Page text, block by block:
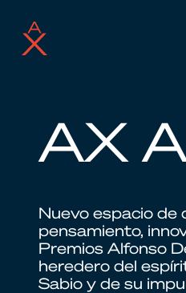
AX
Nuevo espacio de
pensamiento,
Premios Alfonso
heredero del
Sabio y de su